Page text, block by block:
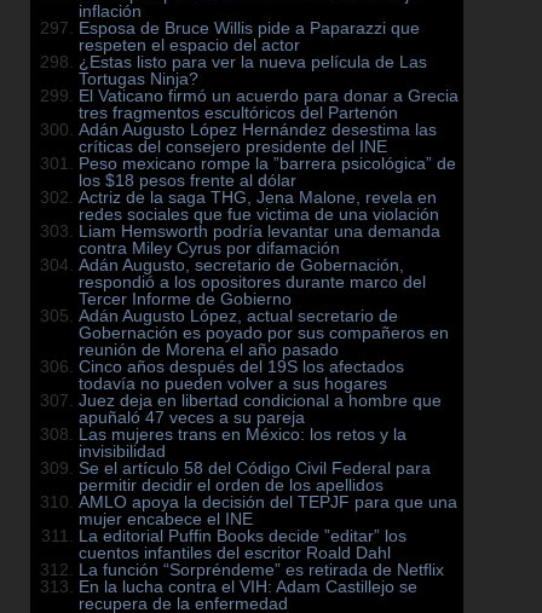
inflación
Esposa de Bruce Willis pide a Paparazzi que
respeten el espacio del actor
¿Estas listo para ver la nueva película de Las
Tortugas Ninja?
El Vaticano firmó un acuerdo para donar a Grecia
tres fragmentos escultóricos del Partenón
Adán Augusto López Hernández desestima las
críticas del consejero presidente del INE
Peso mexicano rompe la ”barrera psicológica” de
los $18 pesos frente al dólar
Actriz de la saga THG, Jena Malone, revela en
redes sociales que fue victima de una violación
Liam Hemsworth podría levantar una demanda
contra Miley Cyrus por difamación
Adán Augusto, secretario de Gobernación,
respondió a los opositores durante marco del
Tercer Informe de Gobierno
Adán Augusto López, actual secretario de
Gobernación es poyado por sus compañeros en
reunión de Morena el año pasado
Cinco años después del 19S los afectados
todavía no pueden volver a sus hogares
Juez deja en libertad condicional a hombre que
apuñaló 47 veces a su pareja
Las mujeres trans en México: los retos y la
invisibilidad
Se el artículo 58 del Código Civil Federal para
permitir decidir el orden de los apellidos
AMLO apoya la decisión del TEPJF para que una
mujer encabece el INE
La editorial Puffin Books decide ”editar” los
cuentos infantiles del escritor Roald Dahl
La función “Sorpréndeme” es retirada de Netflix
En la lucha contra el VIH: Adam Castillejo se
recupera de la enfermedad